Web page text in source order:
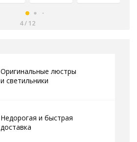
4/ 12
Оригинальные люстры
и светильники
Недорогая и быстрая
доставка